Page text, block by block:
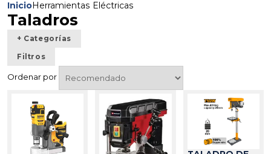
InicioHerramientas Eléctricas
Taladros
+ Categorías
Filtros
Ordenar por